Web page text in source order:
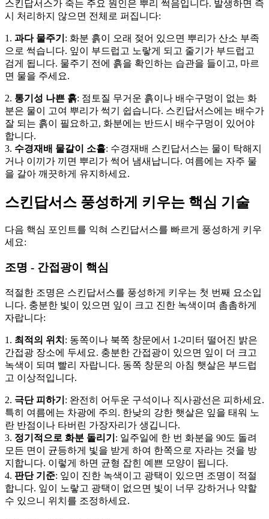
스킨답서스가 죽는 주요 원인은 뿌리 썩음입니다. 발생하면 즉
시 처리하지 않으면 전체로 퍼집니다:
1. 과다 물주기 : 화분 흙이 오래 젖어 있으면 뿌리가 산소 부족
으로 썩습니다. 잎이 부드럽고 노랗게 되고 줄기가 부드럽고
검게 됩니다. 물주기 전에 흙을 확인하는 습관을 들이고, 마르
면 물을 주세요.
2. 통기성 나쁜 흙: 점토질 무거운 흙이나 배수구멍이 없는 화
분은 물이 고여 뿌리가 썩기 쉽습니다. 스킨답서스에는 배수가
잘 되는 흙이 필요하고, 화분에는 반드시 배수구멍이 있어야
합니다.
3. 수경재배 물갈이 소홀: 수경재배 스킨답서스는 물이 탁해지
거나 이끼가 끼면 뿌리가 썩어 냄새납니다. 여름에는 자주 물
을 갈아 깨끗하게 유지하세요.
스킨답서스 풍성하게 키우는 핵심 기술
다음 핵심 포인트를 익혀 스킨답서스를 빠르게 풍성하게 키우
세요:
조명 - 간접광이 핵심
적절한 조명은 스킨답서스를 풍성하게 키우는 첫 번째 요소입
니다. 충분한 빛이 있으면 잎이 크고 진한 녹색이며 촘촘하게
자랍니다:
1. 최적의 위치 : 동쪽이나 북쪽 창문에서 1-2미터 떨어진 밝은
간접광 장소에 두세요. 충분한 간접광이 있으면 잎이 더 크고
녹색이 되며 빨리 자랍니다. 동쪽 창문의 아침 햇살은 부드럽
고 이상적입니다.
2. 극단 피하기 : 완전히 어두운 구석이나 직사광선은 피하세요.
특히 여름에는 차광에 주의. 한낮의 강한 햇살은 잎을 태워 노
란 반점이나 타버린 가장자리가 생깁니다.
3. 정기적으로 화분 돌리기 : 일주일에 한 번 화분을 90도 돌려
모든 면이 균등하게 빛을 받게 하여 한쪽으로 자라는 것을 방
지합니다. 이렇게 하면 균형 잡힌 예쁜 모양이 됩니다.
4. 판단 기준: 잎이 진한 녹색이고 광택이 있으면 조명이 적절
합니다. 잎이 노랗고 광택이 없으면 빛이 너무 강하거나 약할
수 있으니 위치를 조정하세요.